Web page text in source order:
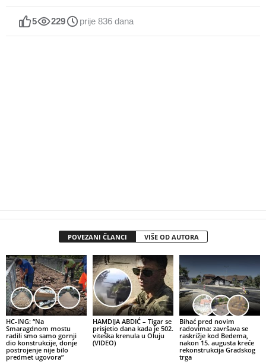
5 229 prije 836 dana
POVEZANI ČLANCI VIŠE OD AUTORA
HC-ING: “Na
Smaragdnom mostu
radili smo samo gornji
dio konstrukcije, donje
postrojenje nije bilo
predmet ugovora”
HAMDIJA ABDIĆ – Tigar se
prisjetio dana kada je 502.
viteška krenula u Oluju
(VIDEO)
Bihać pred novim
radovima: završava se
raskrižje kod Bedema,
nakon 15. augusta kreće
rekonstrukcija Gradskog
trga